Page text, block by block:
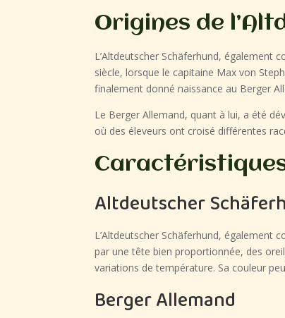
Origines de
L’Altdeutscher Schäferhund, également
siècle, lorsque le capitaine Max von
finalement donné naissance au Berger
Le Berger Allemand, quant à lui, a été
où des éleveurs ont croisé différentes
Altdeutscher
L’Altdeutscher Schäferhund, également
par une tête bien proportionnée, des
variations de température. Sa couleur
Berger Allemand